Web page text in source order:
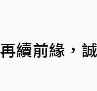
續前緣，